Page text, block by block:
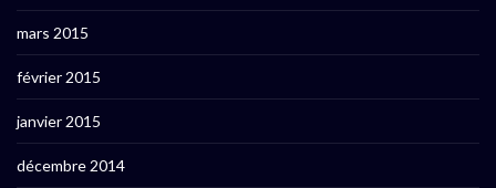
mars 2015
février 2015
janvier 2015
décembre 2014